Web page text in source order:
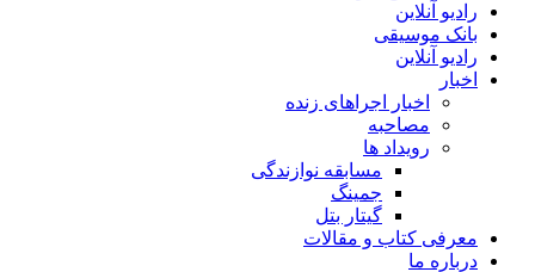
رادیو آنلاین
بانک موسیقی
رادیو آنلاین
اخبار
اخبار اجراهای زنده
مصاحبه
رویداد ها
مسابقه نوازندگی
جمینگ
گیتار بتل
معرفی کتاب و مقالات
درباره ما